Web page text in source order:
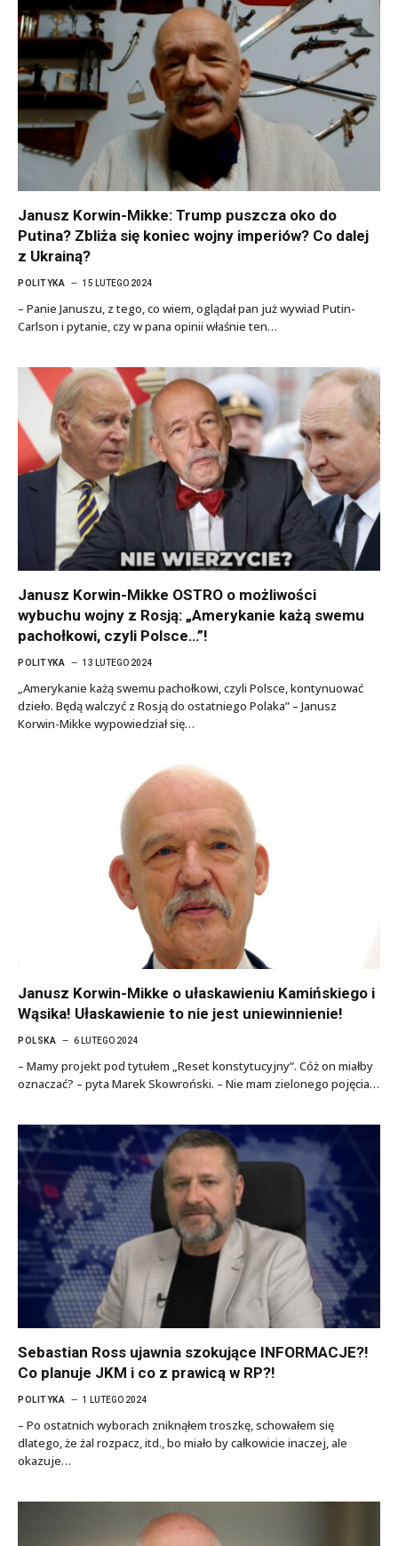
Janusz Korwin-Mikke: Trump puszcza oko do
Putina? Zbliża się koniec wojny imperiów? Co dalej
z Ukrainą?
POLITYKA 15 LUTEGO 2024
– Panie Januszu, z tego, co wiem, oglądał pan już wywiad Putin-
Carlson i pytanie, czy w pana opinii właśnie ten…
Janusz Korwin-Mikke OSTRO o możliwości
wybuchu wojny z Rosją: „Amerykanie każą swemu
pachołkowi, czyli Polsce…”!
POLITYKA 13 LUTEGO 2024
„Amerykanie każą swemu pachołkowi, czyli Polsce, kontynuować
dzieło. Będą walczyć z Rosją do ostatniego Polaka” – Janusz
Korwin-Mikke wypowiedział się…
Janusz Korwin-Mikke o ułaskawieniu Kamińskiego i
Wąsika! Ułaskawienie to nie jest uniewinnienie!
POLSKA 6 LUTEGO 2024
– Mamy projekt pod tytułem „Reset konstytucyjny”. Cóż on miałby
oznaczać? – pyta Marek Skowroński. – Nie mam zielonego pojęcia…
Sebastian Ross ujawnia szokujące INFORMACJE?!
Co planuje JKM i co z prawicą w RP?!
POLITYKA 1 LUTEGO 2024
– Po ostatnich wyborach zniknąłem troszkę, schowałem się
dlatego, że żal rozpacz, itd., bo miało by całkowicie inaczej, ale
okazuje…